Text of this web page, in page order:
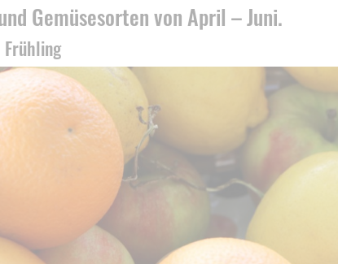
Gemüsesorten von April – Juni.